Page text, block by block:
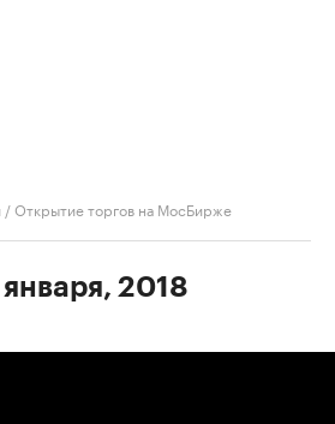
/Открытие торгов на МосБирже
января, 2018